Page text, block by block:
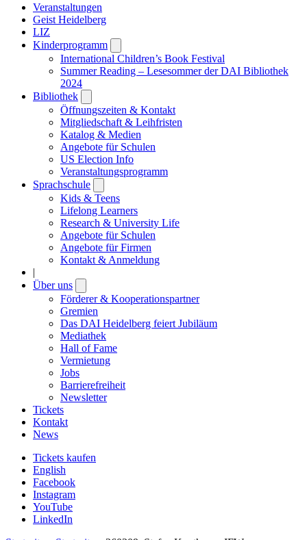
Veranstaltungen
Geist Heidelberg
LIZ
Kinderprogramm
submenu
International Children’s Book Festival
Summer Reading – Lesesommer der DAI Bibliothek
2024
Bibliothek
submenu
Öffnungszeiten & Kontakt
Mitgliedschaft & Leihfristen
Katalog & Medien
Angebote für Schulen
US Election Info
Veranstaltungsprogramm
Sprachschule
submenu
Kids & Teens
Lifelong Learners
Research & University Life
Angebote für Schulen
Angebote für Firmen
Kontakt & Anmeldung
|
Über uns
submenu
Förderer & Kooperationspartner
Gremien
Das DAI Heidelberg feiert Jubiläum
Mediathek
Hall of Fame
Vermietung
Jobs
Barrierefreiheit
Newsletter
Tickets
Kontakt
News
Tickets kaufen
English
Facebook
Instagram
YouTube
LinkedIn